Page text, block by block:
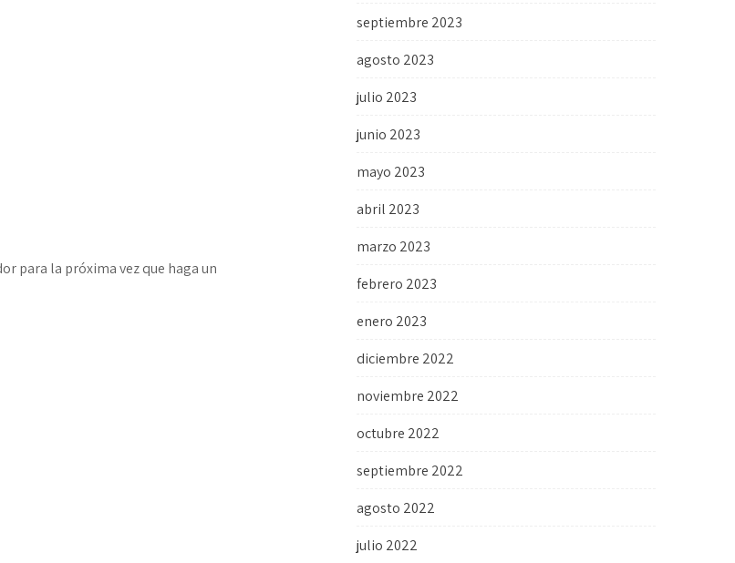
para la próxima vez que haga un
septiembre 2023
agosto 2023
julio 2023
junio 2023
mayo 2023
abril 2023
marzo 2023
febrero 2023
enero 2023
diciembre 2022
noviembre 2022
octubre 2022
septiembre 2022
agosto 2022
julio 2022